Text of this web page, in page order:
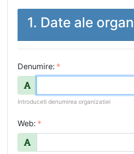
1. Date ale
Denumire:
Introduceti denumirea organizatiei
Web: